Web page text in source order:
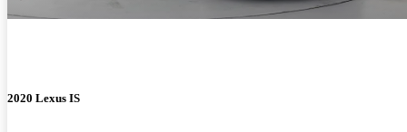
2020 Lexus IS